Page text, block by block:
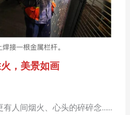
，美景如画
有人间烟火、心头的碎碎念……